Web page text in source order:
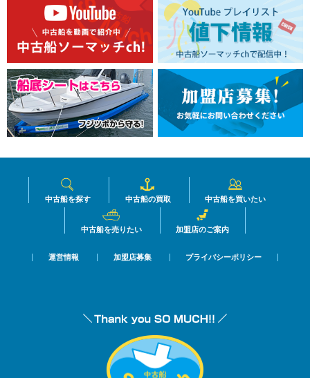
中古船を探す 中古船の買取 中古船を買いたい
中古船を売りたい 加盟店のご案内
運営情報 加盟店募集 プライバシーポリシー